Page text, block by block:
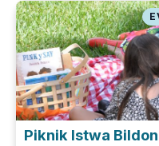
Piknik Istwa